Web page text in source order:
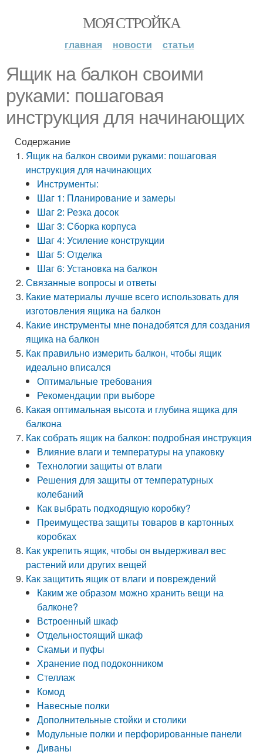
МОЯ СТРОЙКА
главная новости статьи
Ящик на балкон своими
руками: пошаговая
инструкция для начинающих
Содержание
Ящик на балкон своими руками: пошаговая
инструкция для начинающих
Инструменты:
Шаг 1: Планирование и замеры
Шаг 2: Резка досок
Шаг 3: Сборка корпуса
Шаг 4: Усиление конструкции
Шаг 5: Отделка
Шаг 6: Установка на балкон
Связанные вопросы и ответы
Какие материалы лучше всего использовать для
изготовления ящика на балкон
Какие инструменты мне понадобятся для создания
ящика на балкон
Как правильно измерить балкон, чтобы ящик
идеально вписался
Оптимальные требования
Рекомендации при выборе
Какая оптимальная высота и глубина ящика для
балкона
Как собрать ящик на балкон: подробная инструкция
Влияние влаги и температуры на упаковку
Технологии защиты от влаги
Решения для защиты от температурных
колебаний
Как выбрать подходящую коробку?
Преимущества защиты товаров в картонных
коробках
Как укрепить ящик, чтобы он выдерживал вес
растений или других вещей
Как защитить ящик от влаги и повреждений
Каким же образом можно хранить вещи на
балконе?
Встроенный шкаф
Отдельностоящий шкаф
Скамьи и пуфы
Хранение под подоконником
Стеллаж
Комод
Навесные полки
Дополнительные стойки и столики
Модульные полки и перфорированные панели
Диваны